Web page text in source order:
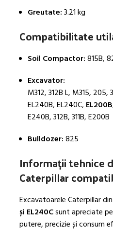
Greutate:3.21 kg
Compatibilitate
Soil Compactor:815B,
Excavator:
M312, 312B L, M315, 205,
EL240B, EL240C, EL200B
E240B, 312B, 311B, E200B
Bulldozer:825
Informații tehnice
Caterpillar
Excavatoarele Caterpillar
și EL240Csunt apreciate
putere, precizie și consum